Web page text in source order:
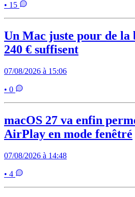
• 15
Un Mac juste pour de la
240 € suffisent
07/08/2026 à 15:06
• 0
macOS 27 va enfin
AirPlay en mode fenêtré
07/08/2026 à 14:48
• 4